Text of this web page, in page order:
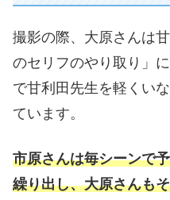
撮影の際、大原さんは
のセリフのやり取り」
で甘利田先生を軽くい
ています。
市原さんは毎シーンで
繰り出し、大原さんも